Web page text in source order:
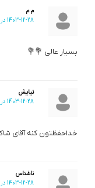
م م
1403-12-28 در 21:41
بسیار عالی 💐💐
نیایش
1403-12-28 در 14:45
خداحفظتون کنه آقای
ناشناس
1403-12-28 در 09:57